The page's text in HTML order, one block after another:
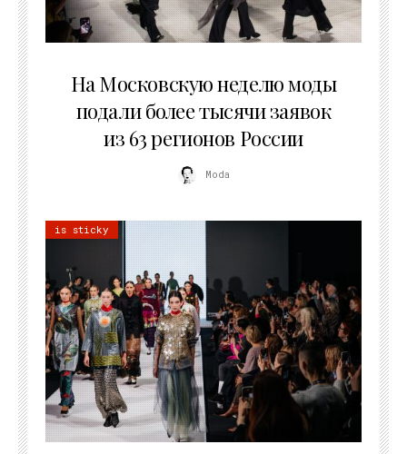
На Московскую неделю моды
подали более тысячи заявок
из 63 регионов России
Moda
is sticky